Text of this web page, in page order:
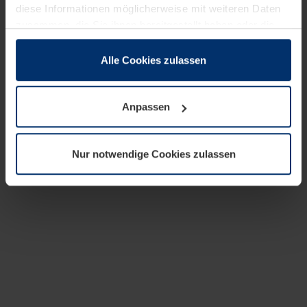
diese Informationen möglicherweise mit weiteren Daten
sie im Rahmen Ihrer Nutzung der Dienste gesammelt
wenn diese für den Betrieb dieser Seite unbedingt
notwendig sind. Für alle anderen Cookie-Typen benötigen
wir Ihre Erlaubnis. Ihre Einwilligung können Sie jederzeit
Datenschutzerklärungunserer Website ändern oder
widerrufen.
Alle Cookies zulassen
Anpassen
Nur notwendige Cookies zulassen